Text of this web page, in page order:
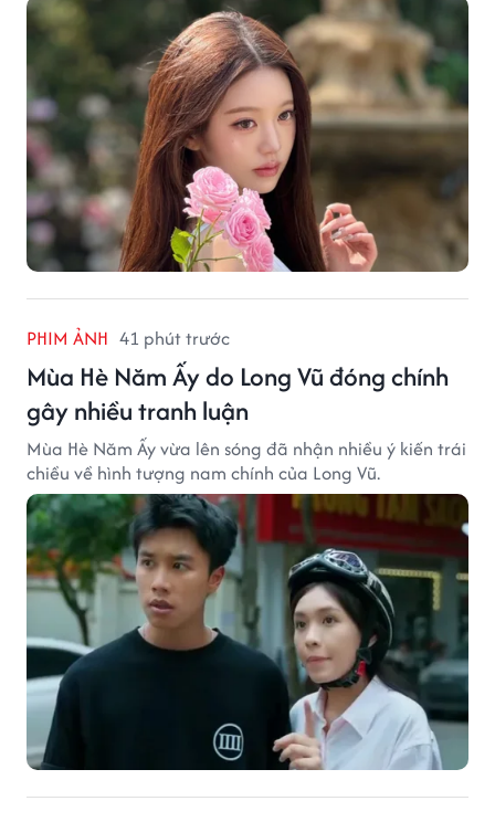
PHIM ẢNH 41 phút trước
Mùa Hè Năm Ấy do Long Vũ đóng chính
gây nhiều tranh luận
Mùa Hè Năm Ấy vừa lên sóng đã nhận nhiều ý kiến trái
chiều về hình tượng nam chính của Long Vũ.